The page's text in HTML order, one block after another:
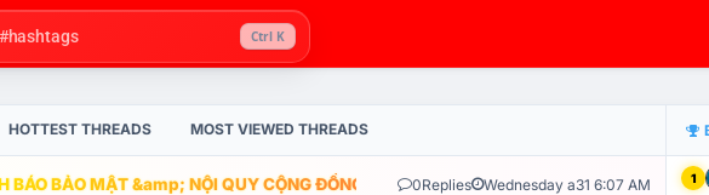
Ctrl K
HOTTEST THREADS MOST VIEWED THREADS
BÁO BẢO MẬT &amp; NỘI QUY CỘNG ĐỒNG VLIKE.VN: HỆ THỐNG GIÁM SÁT TỰ
0Replies Wednesday a31 6:07 AM 1